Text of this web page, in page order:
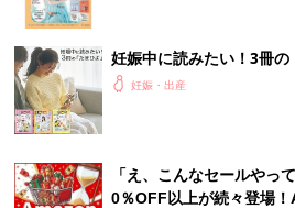
妊娠中に読みたい！3冊の
よ」妊娠・出産
「え、こんなセールやっ
0％OFF以上が続々登場